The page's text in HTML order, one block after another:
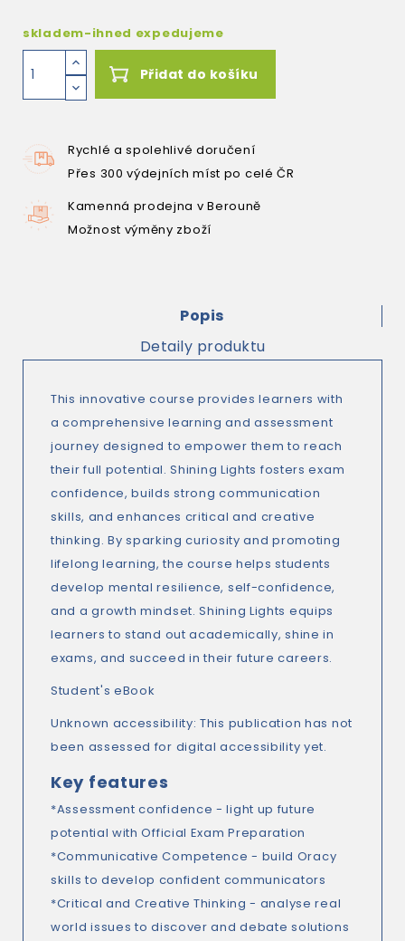
skladem-ihned expedujeme
Přidat do košíku
Rychlé a spolehlivé doručení
Přes 300 výdejních míst po celé ČR
Kamenná prodejna v Berouně
Možnost výměny zboží
Popis
Detaily produktu
This innovative course provides learners with
a comprehensive learning and assessment
journey designed to empower them to reach
their full potential. Shining Lights fosters exam
confidence, builds strong communication
skills, and enhances critical and creative
thinking. By sparking curiosity and promoting
lifelong learning, the course helps students
develop mental resilience, self-confidence,
and a growth mindset. Shining Lights equips
learners to stand out academically, shine in
exams, and succeed in their future careers.
Student's eBook
Unknown accessibility: This publication has not
been assessed for digital accessibility yet.
Key features
*Assessment confidence - light up future
potential with Official Exam Preparation
*Communicative Competence - build Oracy
skills to develop confident communicators
*Critical and Creative Thinking - analyse real
world issues to discover and debate solutions